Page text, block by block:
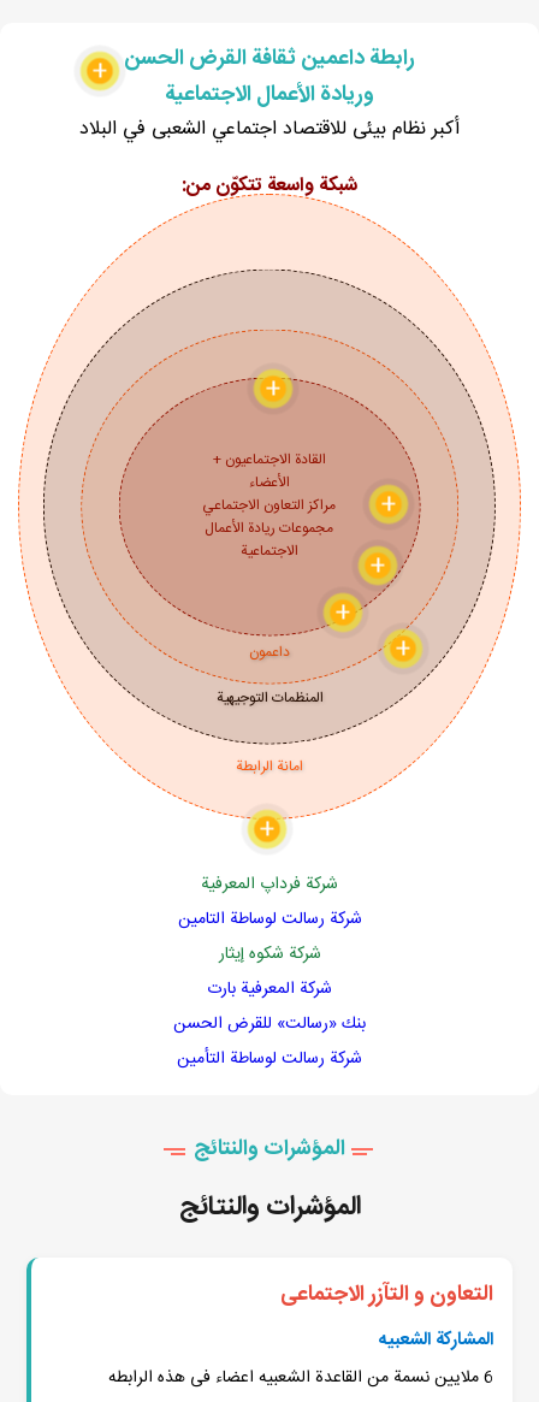
+ رابطة داعمين ثقافة القرض الحسن
وريادة الأعمال الاجتماعية
أكبر نظام بیئی للاقتصاد اجتماعي الشعبی في البلاد
شبكة واسعة تتكوّن من:
+
+
+
+
+
+
القادة الاجتماعيون +
الأعضاء
مراکز التعاون الاجتماعي
مجموعات ريادة الأعمال
الاجتماعية
داعمون
المنظمات التوجيهية
امانة الرابطة
شركة فرداپ المعرفية
شرکة رسالت لوساطة التامین
شركة شكوه إيثار
شركة المعرفیة بارت
بنك «رسالت» للقرض الحسن
شركة رسالت لوساطة التأمین
المؤشرات والنتائج
المؤشرات والنتائج
التعاون و التآزر الاجتماعی
المشارکة الشعبیه
6 ملایین نسمة من القاعدة الشعبیه اعضاء فی هذه الرابطه